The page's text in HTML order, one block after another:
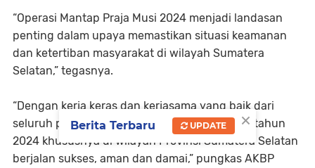
“Operasi Mantap Praja Musi 2024 menjadi landasan
penting dalam upaya memastikan situasi keamanan
dan ketertiban masyarakat di wilayah Sumatera
Selatan,” tegasnya.
“Dengan kerja keras dan kerjasama yang baik dari
seluruh pihak, kita berharap pilkada Serentak tahun
2024 khususnya di wilayah Provinsi Sumatera Selatan
berjalan sukses, aman dan damai,” pungkas AKBP
×
Berita Terbaru UPDATE